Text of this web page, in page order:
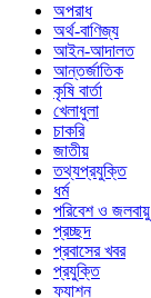
অপরাধ
অর্থ-বাণিজ্য
আইন-আদালত
আন্তর্জাতিক
কৃষি বার্তা
খেলাধুলা
চাকরি
জাতীয়
তথ্যপ্রযুক্তি
ধর্ম
পরিবেশ ও জলবায়ু
প্রচ্ছদ
প্রবাসের খবর
প্রযুক্তি
ফ্যাশন